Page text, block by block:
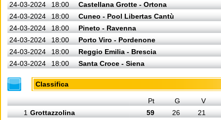
24-03-2024
18:00
Castellana Grotte - Ortona
24-03-2024
18:00
Cuneo - Pool Libertas Cantù
24-03-2024
18:00
Pineto - Ravenna
24-03-2024
18:00
Porto Viro - Pordenone
24-03-2024
18:00
Reggio Emilia - Brescia
24-03-2024
18:00 Santa Croce - Siena
Classifica
Pt G
V
1 Grottazzolina 59 26
21